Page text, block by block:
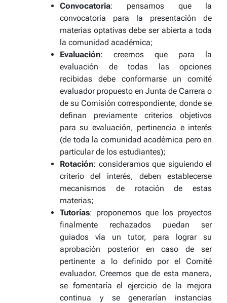
Convocatoria: pensamos que la
convocatoria para la presentación de
materias optativas debe ser abierta a toda
la comunidad académica;
Evaluación: creemos que para la
evaluación de todas las opciones
recibidas debe conformarse un comité
evaluador propuesto en Junta de Carrera o
de su Comisión correspondiente, donde se
definan previamente criterios objetivos
para su evaluación, pertinencia e interés
(de toda la comunidad académica pero en
particular de los estudiantes);
Rotación: consideramos que siguiendo el
criterio del interés, deben establecerse
mecanismos de rotación de estas
materias;
Tutorías: proponemos que los proyectos
finalmente rechazados puedan ser
guiados vía un tutor, para lograr su
aprobación posterior en caso de ser
pertinente a lo definido por el Comité
evaluador. Creemos que de esta manera,
se fomentaría el ejercicio de la mejora
continua y se generarían instancias